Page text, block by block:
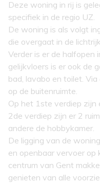
Deze woning in rij is
specifiek in de regio UZ.
De woning is als volgt
die overgaat in de
Verder is er de halfopen
gelijkvloers is er ook de
bad, lavabo en toilet.
op de buitenruimte.
Op het 1ste verdiep zijn
2de verdiep zijn er 2
andere de hobbykamer.
De ligging van de
en openbaar vervoer
centrum van Gent
genieten van alle